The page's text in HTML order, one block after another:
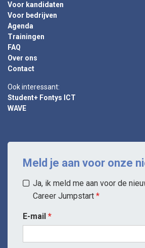
Voor kandidaten
Voor bedrijven
Agenda
Trainingen
FAQ
Over ons
Contact
Ook interessant:
Student+ Fontys ICT
WAVE
Meld je aan voor onze
Ja, ik meld me aan voor de
Career Jumpstart
E-mail